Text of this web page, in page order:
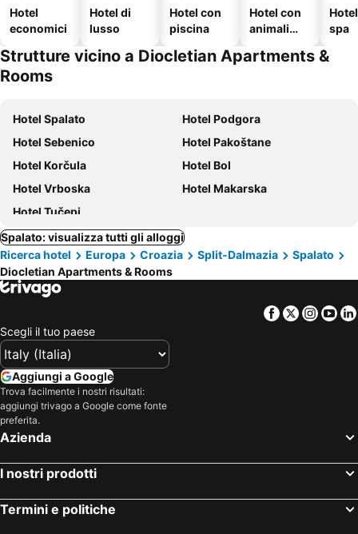
Hotel
economici
Hotel di
lusso
Hotel con
piscina
Hotel con
animali
spa
Strutture vicino a Diocletian Apartments &
Rooms
Hotel Spalato
Hotel Podgora
Hotel Sebenico
Hotel Pakoštane
Hotel Korčula
Hotel Bol
Hotel Vrboska
Hotel Makarska
Hotel Tučepi
Spalato: visualizza tutti gli alloggi
Ricerca hotel
Europa Croazia Split-Dalmazia
Spalato
Diocletian Apartments & Rooms
Facebook
Twitter
Scegli il tuo paese
Aggiungi a Google
Trova facilmente i nostri risultati:
aggiungi trivago a Google come fonte
preferita.
Azienda
I nostri prodotti
Termini e politiche